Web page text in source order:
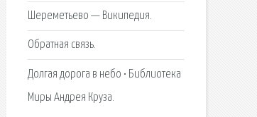
Шереметьево — Википедия.
Обратная связь.
Долгая дорога в небо • Библиотека
Миры Андрея Круза.